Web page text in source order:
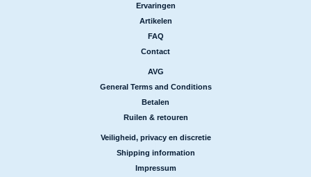
Ervaringen
Artikelen
FAQ
Contact
AVG
General Terms and Conditions
Betalen
Ruilen & retouren
Veiligheid, privacy en discretie
Shipping information
Impressum